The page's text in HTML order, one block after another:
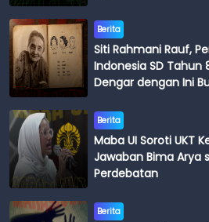
Berita
Siti Rahmani Rauf,
Indonesia SD
Dengar dengan Ini
Berita
Maba UI Soroti UKT
Jawaban Bima Arya
Perdebatan
Berita